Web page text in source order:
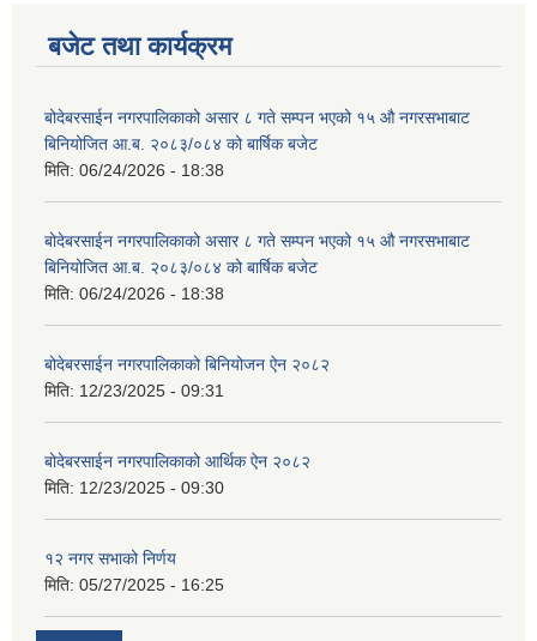
बजेट तथा कार्यक्रम
बोदेबरसाईन नगरपालिकाको असार ८ गते सम्पन भएको १५ ‍‍‍औ नगरसभाबाट
बिनियोजित आ.ब. २०८३/०८४ को बार्षिक बजेट
मिति: 06/24/2026 - 18:38
बोदेबरसाईन नगरपालिकाको असार ८ गते सम्पन भएको १५ ‍‍‍औ नगरसभाबाट
बिनियोजित आ.ब. २०८३/०८४ को बार्षिक बजेट
मिति: 06/24/2026 - 18:38
बोदेबरसाईन नगरपालिकाको बिनियोजन ऐन २०८२
मिति: 12/23/2025 - 09:31
बोदेबरसाईन नगरपालिकाको आर्थिक ऐन २०८२
मिति: 12/23/2025 - 09:30
१२ नगर सभाको निर्णय
मिति: 05/27/2025 - 16:25